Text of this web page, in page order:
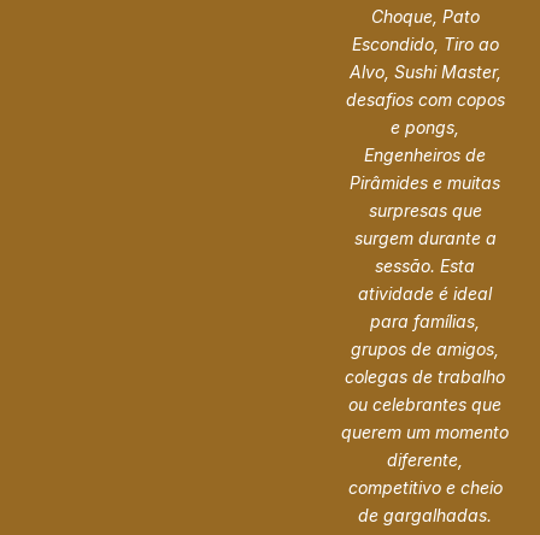
Choque, Pato
Escondido, Tiro ao
Alvo, Sushi Master,
desafios com copos
e pongs,
Engenheiros de
Pirâmides e muitas
surpresas que
surgem durante a
sessão. Esta
atividade é ideal
para famílias,
grupos de amigos,
colegas de trabalho
ou celebrantes que
querem um momento
diferente,
competitivo e cheio
de gargalhadas.